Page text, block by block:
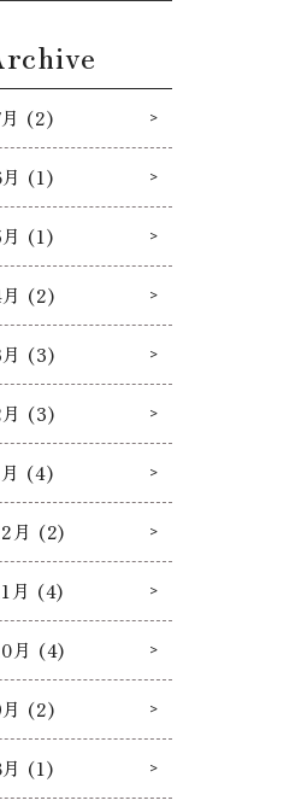
(2)
(1)
(1)
(2)
(3)
(3)
(4)
月 (2)
月 (4)
月 (4)
(2)
(1)